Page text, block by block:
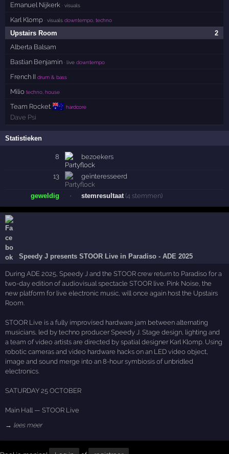
Emanuel Nijkerk · visuals
Karl Klomp · visuals downtempo, techno
2
Upstairs Room
Alberta Balsam
Bastian Benjamin · live downtempo
French II drum & bass
Milio techno, house
Team Rocket 🇦🇺 hardcore
Dave Psi
Statistieken
8 bezoekers
13 geïnteresseerd
geweldig · stemresultaat (4 stemmen)
Speedy J presents STOOR Live in Paradiso - ADE 2025
During ADE 2025, Speedy J and the STOOR crew return to Paradiso for a
two-day edition of audiovisual spectacle STOOR live. Pink Noise, the
new platform for live electronic music, will once again host the Upstairs
Room.
STOOR Live is a fully improvised hardware jam between alternating
musicians, led by techno producer Speedy J. Stage design, lighting and
a team of video artists are directed by spatial designer Karl Klomp. Using
robotic cameras and video hardware hacks on an LED video object,
image and sound merge into an 8-hour symbiosis of unbridled
electronics.
SATURDAY 25 OCTOBER
Main Hall — STOOR Live
→ lees meer